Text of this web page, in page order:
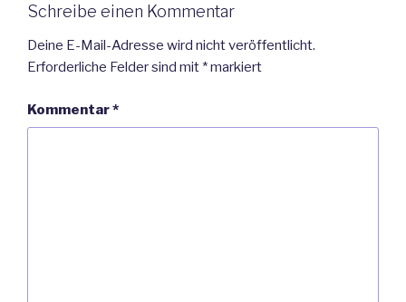
Schreibe einen Kommentar
Deine E-Mail-Adresse wird nicht veröffentlicht.
Erforderliche Felder sind mit *markiert
Kommentar*